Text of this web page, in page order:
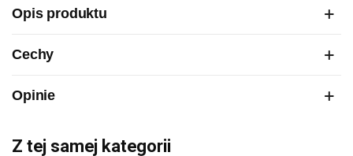
Opis produktu
Cechy
Opinie
Z tej samej kategorii